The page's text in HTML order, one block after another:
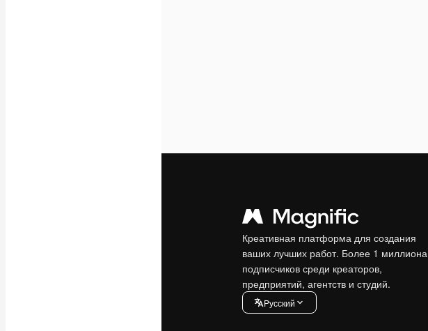
Креативная платформа для создания
ваших лучших работ. Более 1 миллиона
подписчиков среди креаторов,
предприятий, агентств и студий.
Pусский